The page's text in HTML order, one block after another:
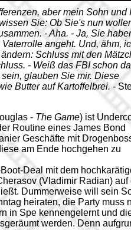
aber mein Sohn und
Sie: Ob Sie's nun
- Aha. - Ja, Sie
angeht. Und, ähm,
Schluss mit den
- Weiß das FBI schon
glauben Sie mir. Diese
Butter auf Kartoffelbrei. -
- The Game) ist
Routine eines James Bond
Geschäfte mit
am Ende hochgehen zu
Deal mit dem
(Vladimir Radian) auf
Dummerweise will sein
heiraten, die Party muss
in Spe kennengelernt und
werden. Denn